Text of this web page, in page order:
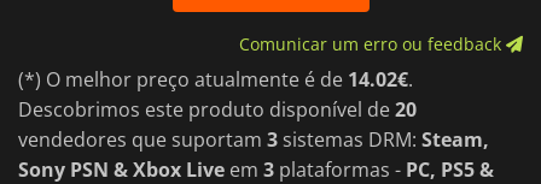
Comunicar um erro ou feedback
(*) O melhor preço atualmente é de 14.02€.
Descobrimos este produto disponível de20
vendedores que suportam 3 sistemas DRM: Steam,
Sony PSN & Xbox Live em 3 plataformas - PC, PS5 &